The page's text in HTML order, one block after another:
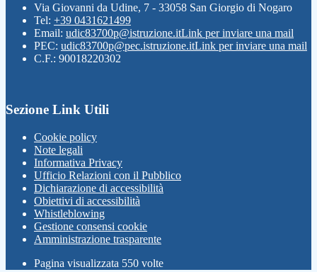
Via Giovanni da Udine, 7 - 33058 San Giorgio di Nogaro
Tel: +39 0431621499
Email: udic83700p@istruzione.itLink per inviare una mail
PEC: udic83700p@pec.istruzione.itLink per inviare una mail
C.F.: 90018220302
Sezione Link Utili
Cookie policy
Note legali
Informativa Privacy
Ufficio Relazioni con il Pubblico
Dichiarazione di accessibilità
Obiettivi di accessibilità
Whistleblowing
Gestione consensi cookie
Amministrazione trasparente
Pagina visualizzata 550 volte